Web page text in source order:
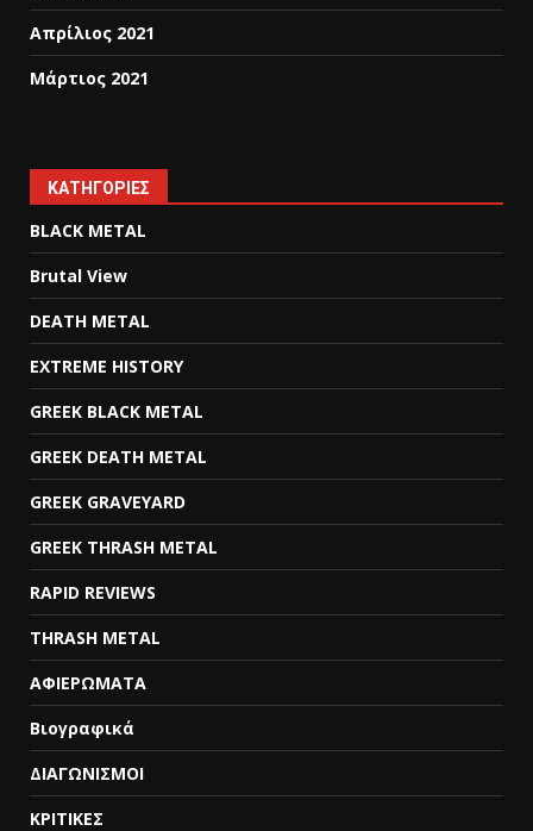
Απρίλιος 2021
Μάρτιος 2021
KΑΤΗΓΟΡΊΕΣ
BLACK METAL
Brutal View
DEATH METAL
EXTREME HISTORY
GREEK BLACK METAL
GREEK DEATH METAL
GREEK GRAVEYARD
GREEK THRASH METAL
RAPID REVIEWS
THRASH METAL
ΑΦΙΕΡΩΜΑΤΑ
Βιογραφικά
ΔΙΑΓΩΝΙΣΜΟΙ
ΚΡΙΤΙΚΕΣ